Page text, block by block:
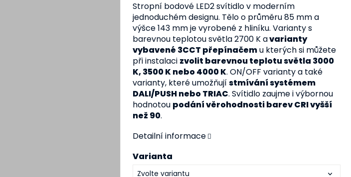
Varianta
Stropní bodové LED2 svítidlo v moderním
jednoduchém designu. Tělo o průměru 85 mm a
výšce 143 mm je vyrobené z hliníku. Varianty s
barevnou teplotou světla 2700 K avarianty
vybavené 3CCT přepínačemu kterých si můžete
při instalaci zvolit barevnou teplotu světla 3000
K, 3500 K nebo 4000 K. ON/OFF varianty a také
varianty, které umožňujístmívání systémem
DALI/PUSH nebo TRIAC. Svítidlo zaujme i výbornou
hodnotou podání věrohodnosti barev CRI vyšší
než 90.
Detailní informace